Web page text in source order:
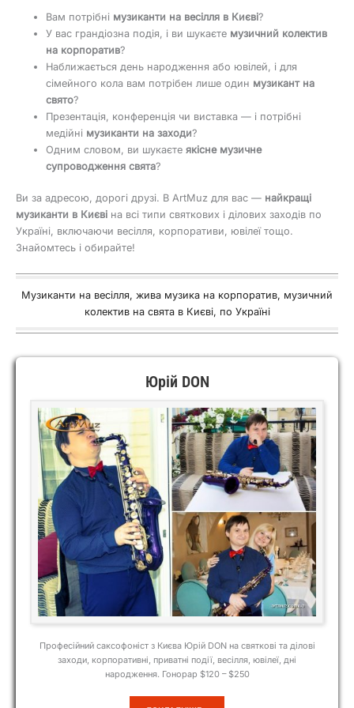
Вам потрібні музиканти на весілля в Києві?
У вас грандіозна подія, і ви шукаєте музичний колектив
на корпоратив?
Наближається день народження або ювілей, і для
сімейного кола вам потрібен лише один музикант на
свято?
Презентація, конференція чи виставка — і потрібні
медійні музиканти на заходи?
Одним словом, ви шукаєтеякісне музичне
супроводження свята?
Ви за адресою, дорогі друзі. В ArtMuz для вас — найкращі
музиканти в Києві на всі типи святкових і ділових заходів по
Україні, включаючи весілля, корпоративи, ювілеї тощо.
Знайомтесь і обирайте!
Музиканти на весілля, жива музика на корпоратив, музичний
колектив на свята в Києві, по Україні
Юрій DON
Професійний саксофоніст з Києва Юрій DON на святкові та ділові
заходи, корпоративні, приватні події, весілля, ювілеї, дні
народження. Гонорар $120 – $250